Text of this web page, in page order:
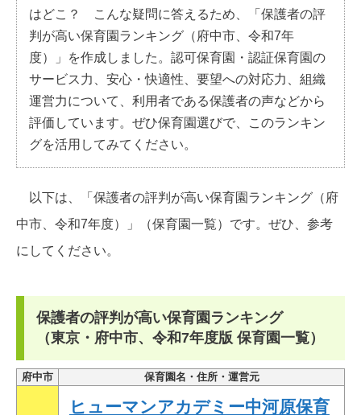
はどこ？ こんな疑問に答えるため、「保護者の評
判が高い保育園ランキング（府中市、令和7年
度）」を作成しました。認可保育園・認証保育園の
サービス力、安心・快適性、要望への対応力、組織
運営力について、利用者である保護者の声などから
評価しています。ぜひ保育園選びで、このランキン
グを活用してみてください。
以下は、「保護者の評判が高い保育園ランキング（府
中市、令和7年度）」（保育園一覧）です。ぜひ、参考
にしてください。
保護者の評判が高い保育園ランキング
（東京・府中市、令和7年度版 保育園一覧）
府中市 保育園名・住所・運営元
ヒューマンアカデミー中河原保育